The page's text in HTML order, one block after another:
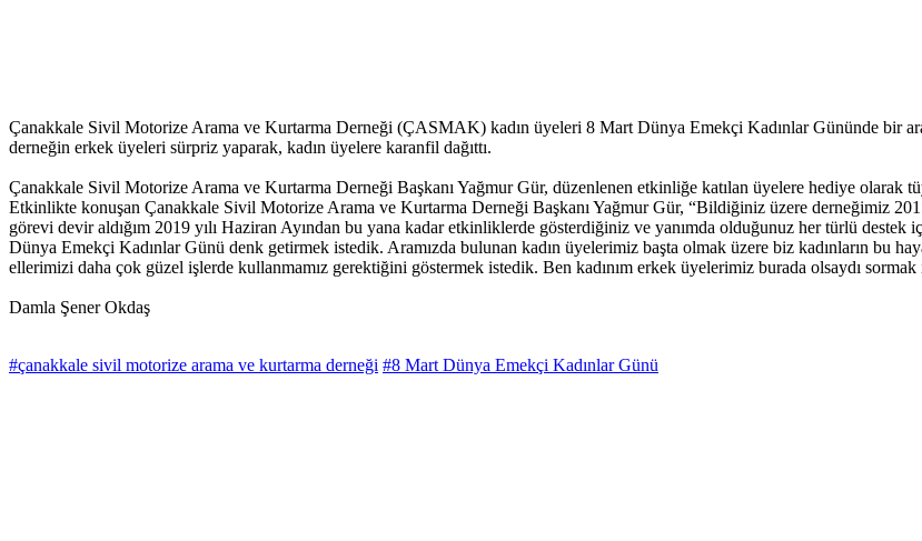
Çanakkale Sivil Motorize Arama ve Kurtarma Derneği (ÇASMAK) kadın üyeleri 8 Mart Dünya Emekçi Kadınlar Gününde bir
derneğin erkek üyeleri sürpriz yaparak, kadın üyelere karanfil dağıttı.
Çanakkale Sivil Motorize Arama ve Kurtarma Derneği Başkanı Yağmur Gür, düzenlenen etkinliğe katılan üyelere hediye olarak
Etkinlikte konuşan Çanakkale Sivil Motorize Arama ve Kurtarma Derneği Başkanı Yağmur Gür, “Bildiğiniz üzere derneğimiz
görevi devir aldığım 2019 yılı Haziran Ayından bu yana kadar etkinliklerde gösterdiğiniz ve yanımda olduğunuz her türlü
Dünya Emekçi Kadınlar Günü denk getirmek istedik. Aramızda bulunan kadın üyelerimiz başta olmak üzere biz kadınların bu
ellerimizi daha çok güzel işlerde kullanmamız gerektiğini göstermek istedik. Ben kadınım erkek üyelerimiz burada olsaydı sormak
Damla Şener Okdaş
#çanakkale sivil motorize arama ve kurtarma derneği #8 Mart Dünya Emekçi Kadınlar Günü